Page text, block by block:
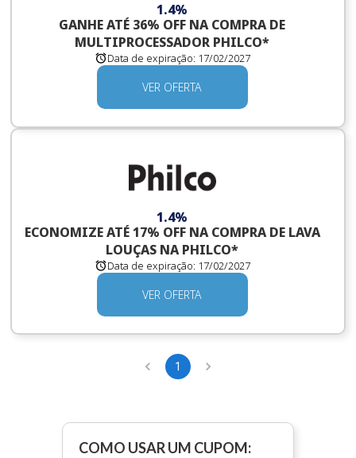
1.4%
GANHE ATÉ 36% OFF NA COMPRA DE
MULTIPROCESSADOR PHILCO*
Data de expiração: 17/02/2027
VER OFERTA
1.4%
ECONOMIZE ATÉ 17% OFF NA COMPRA DE LAVA
LOUÇAS NA PHILCO*
Data de expiração: 17/02/2027
VER OFERTA
1
COMO USAR UM CUPOM: